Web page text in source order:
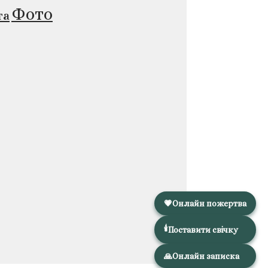
💗Онлайн пожертва
🕯️Поставити свічку
🙏Онлайн записка
Фото